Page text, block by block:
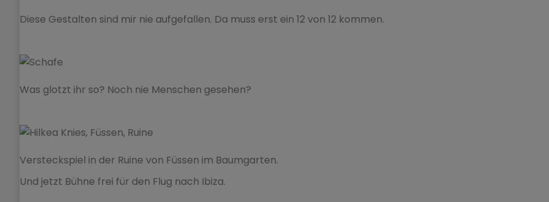
Diese Gestalten sind mir nie aufgefallen. Da muss erst ein 12 von 12 kommen.
Was glotzt ihr so? Noch nie Menschen gesehen?
Versteckspiel in der Ruine von Füssen im Baumgarten.
Und jetzt Bühne frei für den Flug nach Ibiza.